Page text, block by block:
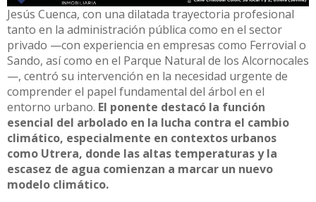
Jesús Cuenca, con una dilatada trayectoria profesional
tanto en la administración pública como en el sector
privado —con experiencia en empresas como Ferrovial o
Sando, así como en el Parque Natural de los Alcornocales
—, centró su intervención en la necesidad urgente de
comprender el papel fundamental del árbol en el
entorno urbano. El ponente destacó la función
esencial del arbolado en la lucha contra el cambio
climático, especialmente en contextos urbanos
como Utrera, donde las altas temperaturas y la
escasez de agua comienzan a marcar un nuevo
modelo climático.